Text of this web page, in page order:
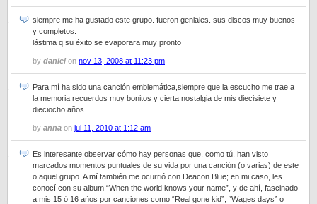
siempre me ha gustado este grupo. fueron geniales. sus discos muy buenos
y completos.
lástima q su éxito se evaporara muy pronto
by daniel on nov 13, 2008 at 11:23 pm
Para mí ha sido una canción emblemática,siempre que la escucho me trae a
la memoria recuerdos muy bonitos y cierta nostalgia de mis diecisiete y
dieciocho años.
by anna on jul 11, 2010 at 1:12 am
Es interesante observar cómo hay personas que, como tú, han visto
marcados momentos puntuales de su vida por una canción (o varias) de este
o aquel grupo. A mí también me ocurrió con Deacon Blue; en mi caso, les
conocí con su album “When the world knows your name”, y de ahí, fascinado
a mis 15 ó 16 años por canciones como “Real gone kid”, “Wages days” o